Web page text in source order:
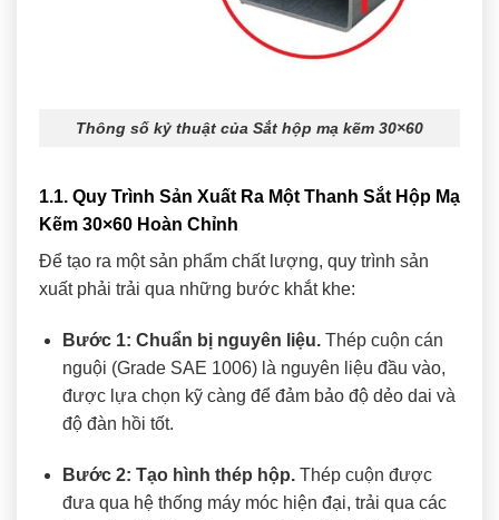
Thông số kỷ thuật của Sắt hộp mạ kẽm 30×60
1.1. Quy Trình Sản Xuất Ra Một Thanh Sắt Hộp Mạ
Kẽm 30×60 Hoàn Chỉnh
Để tạo ra một sản phẩm chất lượng, quy trình sản
xuất phải trải qua những bước khắt khe:
Bước 1: Chuẩn bị nguyên liệu.Thép cuộn cán
nguội (Grade SAE 1006) là nguyên liệu đầu vào,
được lựa chọn kỹ càng để đảm bảo độ dẻo dai và
độ đàn hồi tốt.
Bước 2: Tạo hình thép hộp.Thép cuộn được
đưa qua hệ thống máy móc hiện đại, trải qua các